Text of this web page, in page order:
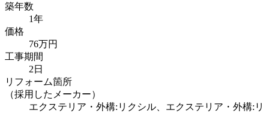
築年数
1年
価格
76万円
工事期間
2日
リフォーム箇所
（採用したメーカー）
エクステリア・外構:リクシル、エクステリア・外構:リ